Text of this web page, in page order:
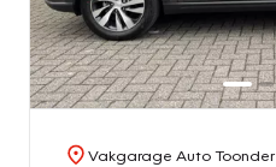
Vakgarage Auto Toonder